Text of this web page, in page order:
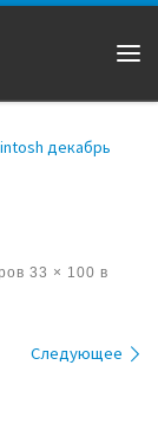
декабрь
33 × 100 в
Следующее